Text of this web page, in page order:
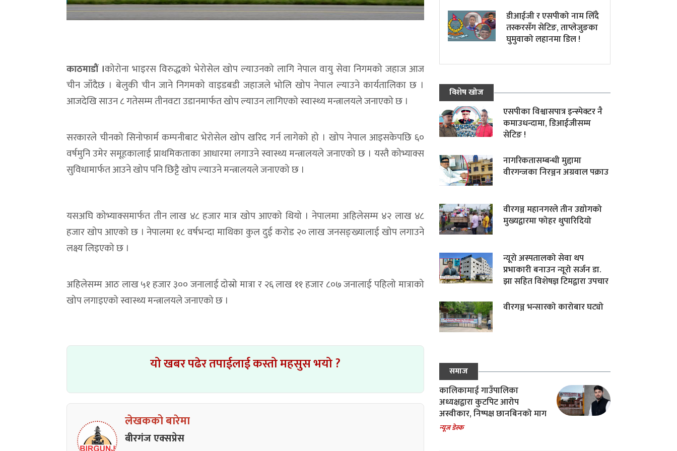
काठमाडौं ।कोरोना भाइरस विरुद्धको भेरोसेल खोप ल्याउनको लागि नेपाल वायु सेवा निगमको जहाज आज
चीन जाँदैछ । बेलुकी चीन जाने निगमको वाइडबडी जहाजले भोलि खोप नेपाल ल्याउने कार्यतालिका छ ।
आजदेखि साउन ८ गतेसम्म तीनवटा उडानमार्फत खोप ल्याउन लागिएको स्वास्थ्य मन्त्रालयले जनाएको छ ।
सरकारले चीनको सिनोफार्म कम्पनीबाट भेरोसेल खोप खरिद गर्न लागेको हो । खोप नेपाल आइसकेपछि ६०
वर्षमुनि उमेर समूहकालाई प्राथमिकताका आधारमा लगाउने स्वास्थ्य मन्त्रालयले जनाएको छ । यस्तै कोभ्याक्स
सुविधामार्फत आउने खोप पनि छिट्टै खोप ल्याउने मन्त्रालयले जनाएको छ ।
यसअघि कोभ्याक्समार्फत तीन लाख ४८ हजार मात्र खोप आएको थियो । नेपालमा अहिलेसम्म ४२ लाख ४८
हजार खोप आएको छ । नेपालमा १८ वर्षभन्दा माथिका कुल दुई करोड २० लाख जनसङ्ख्यालाई खोप लगाउने
लक्ष्य लिइएको छ ।
अहिलेसम्म आठ लाख ५१ हजार ३०० जनालाई दोस्रो मात्रा र २६ लाख ११ हजार ८०७ जनालाई पहिलो मात्राको
खोप लगाइएको स्वास्थ्य मन्त्रालयले जनाएको छ ।
यो खबर पढेर तपाईलाई कस्तो महसुस भयो ?
लेखकको बारेमा
बीरगंज एक्सप्रेस
डीआईजी र एसपीको नाम लिँदै
तस्करसँग सेटिङ, ताप्लेजुङका
घुमुवाको लहानमा डिल !
विशेष खोज
एसपीका विश्वासपात्र इन्स्पेक्टर नै
कमाउधन्दामा, डिआईजीसम्म
सेटिङ !
नागरिकतासम्बन्धी मुद्दामा
वीरगन्जका निरञ्जन अग्रवाल पक्राउ
वीरगञ्ज महानगरले तीन उद्योगको
मुख्यद्वारमा फोहर थुपारिदियो
न्यूरो अस्पतालको सेवा थप
प्रभाकारी बनाउन न्यूरो सर्जन डा.
झा सहित विशेषज्ञ टिमद्वारा उपचार
वीरगञ्ज भन्सारको कारोबार घट्यो
समाज
कालिकामाई गाउँपालिका
अध्यक्षद्वारा कुटपिट आरोप
अस्वीकार, निष्पक्ष छानबिनको माग
न्यूज डेस्क